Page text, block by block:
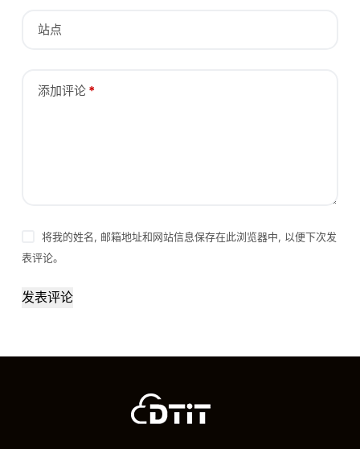
站点
添加评论*
将我的姓名, 邮箱地址和网站信息保存在此浏览器中, 以便下次发
表评论。
发表评论